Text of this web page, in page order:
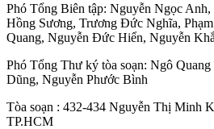
Phó Tổng Biên tập: Nguyễn Ngọc Anh,
Hồng Sương, Trương Đức Nghĩa,
Quang, Nguyễn Đức Hiển, Nguyễn
Phó Tổng Thư ký tòa soạn: Ngô Quang
Dũng, Nguyễn Phước Bình
Tòa soạn : 432-434 Nguyễn Thị Minh
TP.HCM